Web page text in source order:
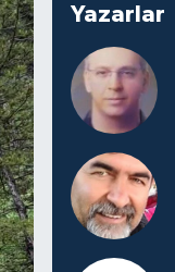
Yazarlar